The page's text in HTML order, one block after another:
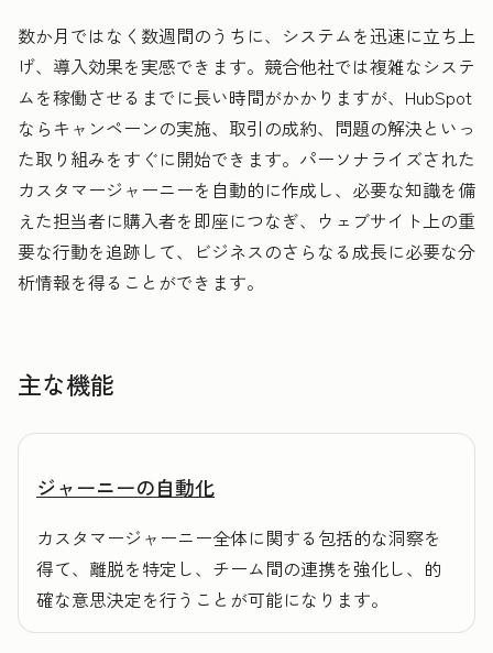
数か月ではなく数週間のうちに、システムを迅速に立ち上
げ、導入効果を実感できます。競合他社では複雑なシステ
ムを稼働させるまでに長い時間がかかりますが、HubSpot
ならキャンペーンの実施、取引の成約、問題の解決といっ
た取り組みをすぐに開始できます。パーソナライズされた
カスタマージャーニーを自動的に作成し、必要な知識を備
えた担当者に購入者を即座につなぎ、ウェブサイト上の重
要な行動を追跡して、ビジネスのさらなる成長に必要な分
析情報を得ることができます。
主な機能
ジャーニーの自動化
カスタマージャーニー全体に関する包括的な洞察を
得て、離脱を特定し、チーム間の連携を強化し、的
確な意思決定を行うことが可能になります。